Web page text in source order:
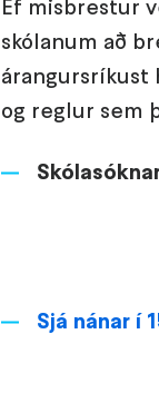
Ef misbrestur
skólanum að
árangursríkust
og reglur sem
Sjá nánar í